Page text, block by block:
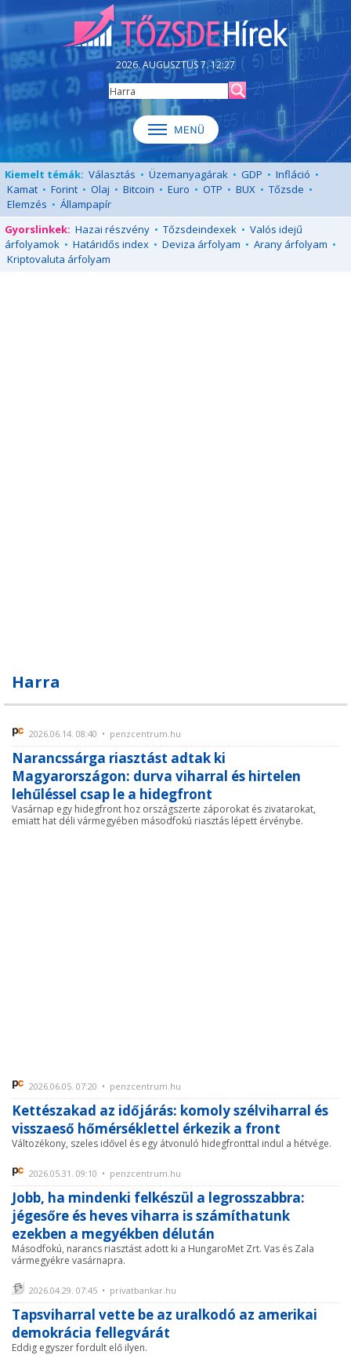
2026. AUGUSZTUS 7. 12:27
Kiemelt témák: Választás • Üzemanyagárak • GDP • Infláció •
Kamat • Forint • Olaj • Bitcoin • Euro • OTP • BUX • Tőzsde •
Elemzés • Állampapír
Gyorslinkek: Hazai részvény • Tőzsdeindexek • Valós idejű
árfolyamok • Határidős index • Deviza árfolyam • Arany árfolyam •
Kriptovaluta árfolyam
Harra
2026.06.14. 08:40 • penzcentrum.hu
Narancssárga riasztást adtak ki
Magyarországon: durva viharral és hirtelen
lehűléssel csap le a hidegfront
Vasárnap egy hidegfront hoz országszerte záporokat és zivatarokat,
emiatt hat déli vármegyében másodfokú riasztás lépett érvénybe.
2026.06.05. 07:20 • penzcentrum.hu
Kettészakad az időjárás: komoly szélviharral és
visszaeső hőmérséklettel érkezik a front
Változékony, szeles idővel és egy átvonuló hidegfronttal indul a hétvége.
2026.05.31. 09:10 • penzcentrum.hu
Jobb, ha mindenki felkészül a legrosszabbra:
jégesőre és heves viharra is számíthatunk
ezekben a megyékben délután
Másodfokú, narancs riasztást adott ki a HungaroMet Zrt. Vas és Zala
vármegyékre vasárnapra.
2026.04.29. 07:45 • privatbankar.hu
Tapsviharral vette be az uralkodó az amerikai
demokrácia fellegvárát
Eddig egyszer fordult elő ilyen.